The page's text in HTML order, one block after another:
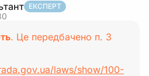
ЕКСПЕРТ
. Це передбачено п. 3
laws/show/100-